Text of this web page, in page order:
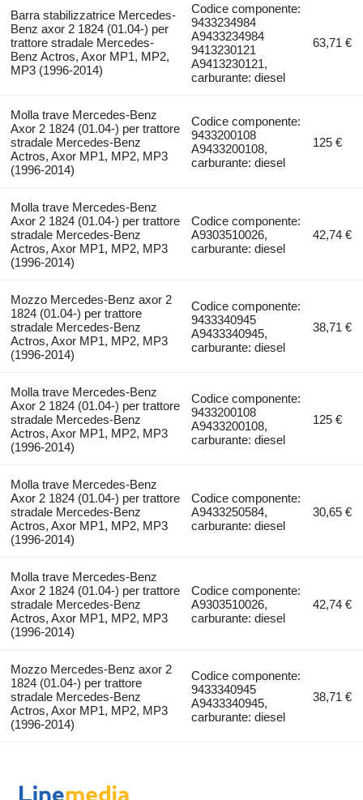
Barra stabilizzatrice Mercedes-
Benz axor 2 1824 (01.04-) per
trattore stradale Mercedes-
Benz Actros, Axor MP1, MP2,
MP3 (1996-2014)
Codice componente:
9433234984
A9433234984
9413230121
A9413230121,
carburante: diesel
63,71 €
Molla trave Mercedes-Benz
Axor 2 1824 (01.04-) per trattore
stradale Mercedes-Benz
Actros, Axor MP1, MP2, MP3
(1996-2014)
Codice componente:
9433200108
A9433200108,
carburante: diesel
125 €
Molla trave Mercedes-Benz
Axor 2 1824 (01.04-) per trattore
stradale Mercedes-Benz
Actros, Axor MP1, MP2, MP3
(1996-2014)
Codice componente:
A9303510026,
carburante: diesel
42,74 €
Mozzo Mercedes-Benz axor 2
1824 (01.04-) per trattore
stradale Mercedes-Benz
Actros, Axor MP1, MP2, MP3
(1996-2014)
Codice componente:
9433340945
A9433340945,
carburante: diesel
38,71 €
Molla trave Mercedes-Benz
Axor 2 1824 (01.04-) per trattore
stradale Mercedes-Benz
Actros, Axor MP1, MP2, MP3
(1996-2014)
Codice componente:
9433200108
A9433200108,
carburante: diesel
125 €
Molla trave Mercedes-Benz
Axor 2 1824 (01.04-) per trattore
stradale Mercedes-Benz
Actros, Axor MP1, MP2, MP3
(1996-2014)
Codice componente:
A9433250584,
carburante: diesel
30,65 €
Molla trave Mercedes-Benz
Axor 2 1824 (01.04-) per trattore
stradale Mercedes-Benz
Actros, Axor MP1, MP2, MP3
(1996-2014)
Codice componente:
A9303510026,
carburante: diesel
42,74 €
Mozzo Mercedes-Benz axor 2
1824 (01.04-) per trattore
stradale Mercedes-Benz
Actros, Axor MP1, MP2, MP3
(1996-2014)
Codice componente:
9433340945
A9433340945,
carburante: diesel
38,71 €